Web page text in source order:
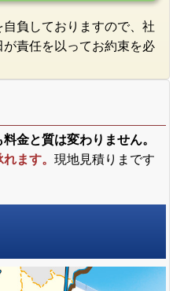
負しておりますので、社
責任を以ってお約束を必
金と質は変わりません。
れます。現地見積りまです